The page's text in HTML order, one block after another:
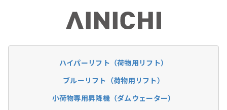
ハイパーリフト （荷物用リフト）
ブルーリフト （荷物用リフト）
小荷物専用昇降機（ダムウェーター）